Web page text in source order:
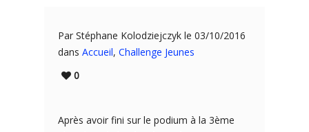
Par Stéphane Kolodziejczyk le 03/10/2016
dans Accueil, Challenge Jeunes
0
Après avoir fini sur le podium à la 3ème